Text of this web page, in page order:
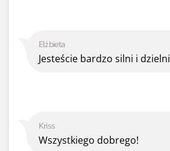
Kriss
Wszystkiego dobrego!
Elżbieta
Jesteście bardzo silni i dzielni